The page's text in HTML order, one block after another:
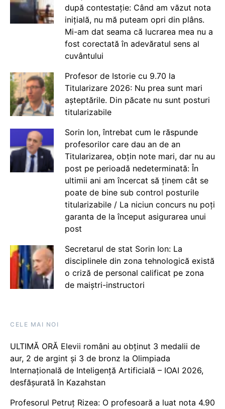
după contestație: Când am văzut nota
inițială, nu mă puteam opri din plâns.
Mi-am dat seama că lucrarea mea nu a
fost corectată în adevăratul sens al
cuvântului
Profesor de Istorie cu 9.70 la
Titularizare 2026: Nu prea sunt mari
așteptările. Din păcate nu sunt posturi
titularizabile
Sorin Ion, întrebat cum le răspunde
profesorilor care dau an de an
Titularizarea, obțin note mari, dar nu au
post pe perioadă nedeterminată: În
ultimii ani am încercat să ținem cât se
poate de bine sub control posturile
titularizabile / La niciun concurs nu poți
garanta de la început asigurarea unui
post
Secretarul de stat Sorin Ion: La
disciplinele din zona tehnologică există
o criză de personal calificat pe zona
de maiștri-instructori
CELE MAI NOI
ULTIMĂ ORĂ Elevii români au obținut 3 medalii de
aur, 2 de argint și 3 de bronz la Olimpiada
Internațională de Inteligență Artificială – IOAI 2026,
desfășurată în Kazahstan
Profesorul Petruț Rizea: O profesoară a luat nota 4.90